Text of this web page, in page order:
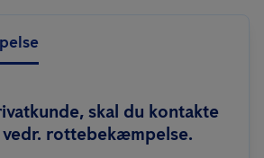
skal du kontakte
rottebekæmpelse.